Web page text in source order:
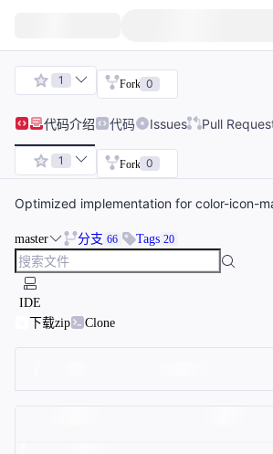
1 Fork 0
代码介绍 代码 Issues Pull
1 Fork 0
Optimized implementation for color-icon-
master 分支 66 Tags 20
IDE
下载zip
Clone